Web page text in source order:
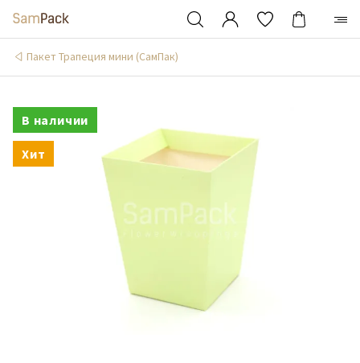
Пакет Трапеция мини (СамПак)
В наличии
Хит